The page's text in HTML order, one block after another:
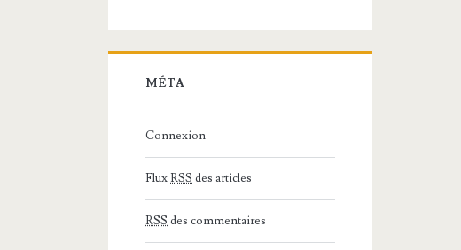
MÉTA
Connexion
FluxRSS des articles
RSS des commentaires